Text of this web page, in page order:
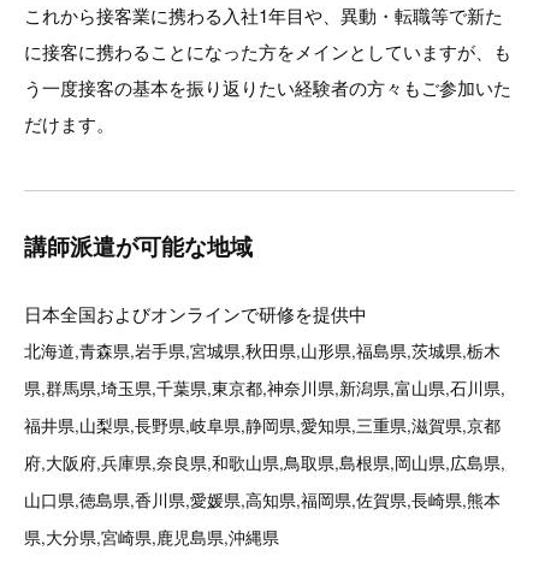
これから接客業に携わる入社1年目や、異動・転職等で新た
に接客に携わることになった方をメインとしていますが、も
う一度接客の基本を振り返りたい経験者の方々もご参加いた
だけます。
講師派遣が可能な地域
日本全国およびオンラインで研修を提供中
北海道,青森県,岩手県,宮城県,秋田県,山形県,福島県,茨城県,栃木
県,群馬県,埼玉県,千葉県,東京都,神奈川県,新潟県,富山県,石川県,
福井県,山梨県,長野県,岐阜県,静岡県,愛知県,三重県,滋賀県,京都
府,大阪府,兵庫県,奈良県,和歌山県,鳥取県,島根県,岡山県,広島県,
山口県,徳島県,香川県,愛媛県,高知県,福岡県,佐賀県,長崎県,熊本
県,大分県,宮崎県,鹿児島県,沖縄県